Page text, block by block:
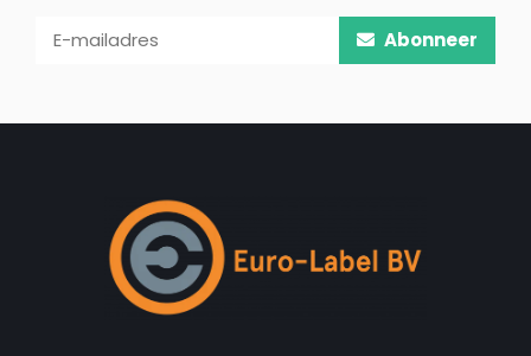
Abonneer